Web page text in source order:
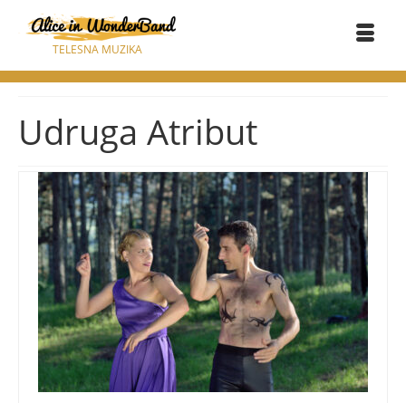
TELESNA MUZIKA
Udruga Atribut